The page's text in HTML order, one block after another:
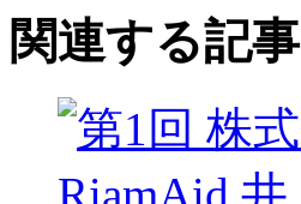
関連する記事